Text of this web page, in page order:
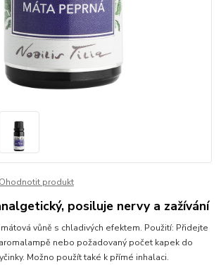
Ohodnotit produkt
posiluje nervy a zažívání
vůně s chladivých efektem. Použití: Přidejte
nebo požadovaný počet kapek do
Možno použít také k přímé inhalaci.